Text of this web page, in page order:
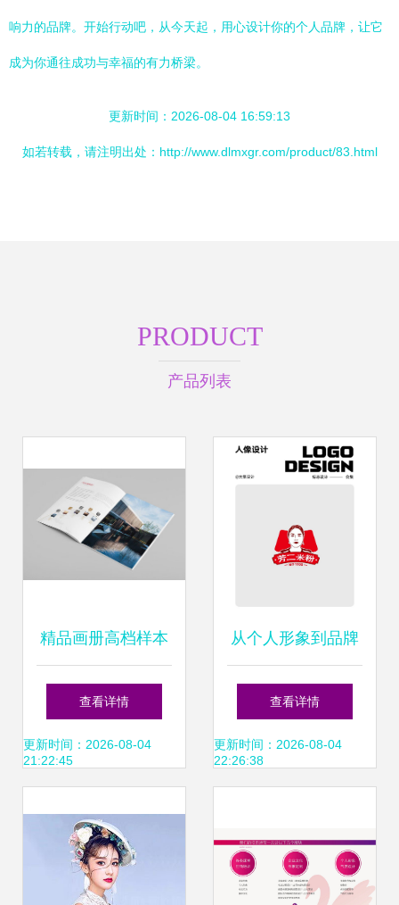
响力的品牌。开始行动吧，从今天起，用心设计你的个人品牌，让它
成为你通往成功与幸福的有力桥梁。
更新时间：2026-08-04 16:59:13
如若转载，请注明出处：http://www.dlmxgr.com/product/83.html
PRODUCT
产品列表
精品画册高档样本
查看详情
更新时间：2026-08-04
21:22:45
从个人形象到品牌
灵魂 人像商标在餐
饮标志设计中的独
查看详情
更新时间：2026-08-04
22:26:38